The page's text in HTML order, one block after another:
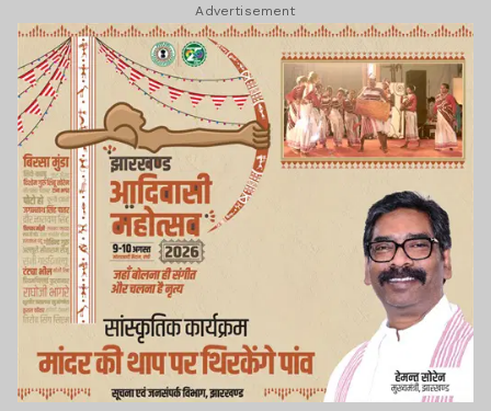
Advertisement